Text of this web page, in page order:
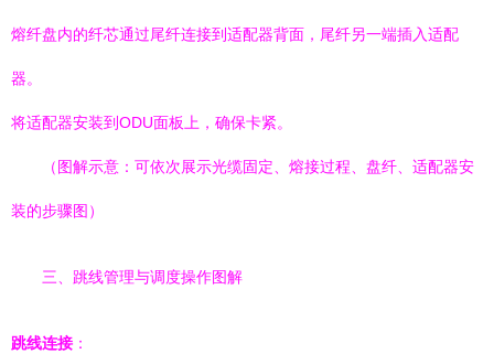
熔纤盘内的纤芯通过尾纤连接到适配器背面，尾纤另一端插入适配
器。
将适配器安装到ODU面板上，确保卡紧。
（图解示意：可依次展示光缆固定、熔接过程、盘纤、适配器安
装的步骤图）
三、跳线管理与调度操作图解
跳线连接 ：